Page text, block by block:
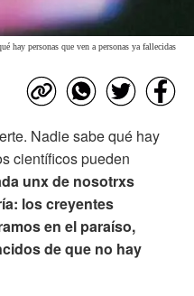
hay personas que ven a personas ya fallecidas
Nadie sabe qué hay
científicos pueden
unx de nosotrxs
los creyentes
en el paraíso,
de que no hay